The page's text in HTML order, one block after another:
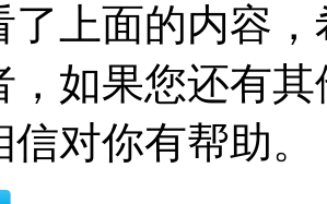
了上面的内容
，如果您还有
对你有帮助。